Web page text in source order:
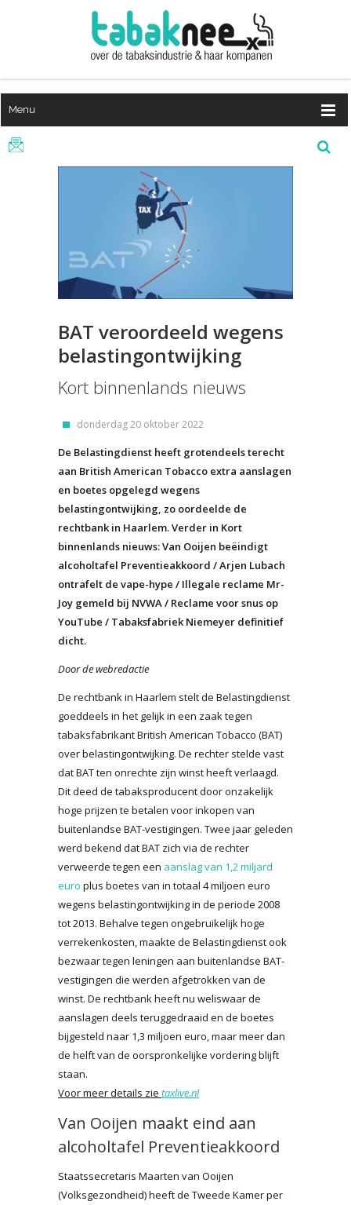
Menu
BAT veroordeeld wegens
belastingontwijking
Kort binnenlands nieuws
donderdag 20 oktober 2022
De Belastingdienst heeft grotendeels terecht
aan British American Tobacco extra aanslagen
en boetes opgelegd wegens
belastingontwijking, zo oordeelde de
rechtbank in Haarlem. Verder in Kort
binnenlands nieuws: Van Ooijen beëindigt
alcoholtafel Preventieakkoord / Arjen Lubach
ontrafelt de vape-hype / Illegale reclame Mr-
Joy gemeld bij NVWA / Reclame voor snus op
YouTube / Tabaksfabriek Niemeyer definitief
dicht.
Door de webredactie
De rechtbank in Haarlem stelt de Belastingdienst
goeddeels in het gelijk in een zaak tegen
tabaksfabrikant British American Tobacco (BAT)
over belastingontwijking. De rechter stelde vast
dat BAT ten onrechte zijn winst heeft verlaagd.
Dit deed de tabaksproducent door onzakelijk
hoge prijzen te betalen voor inkopen van
buitenlandse BAT-vestigingen. Twee jaar geleden
werd bekend dat BAT zich via de rechter
verweerde tegen een aanslag van 1,2 miljard
euro plus boetes van in totaal 4 miljoen euro
wegens belastingontwijking in de periode 2008
tot 2013. Behalve tegen ongebruikelijk hoge
verrekenkosten, maakte de Belastingdienst ook
bezwaar tegen leningen aan buitenlandse BAT-
vestigingen die werden afgetrokken van de
winst. De rechtbank heeft nu weliswaar de
aanslagen deels teruggedraaid en de boetes
bijgesteld naar 1,3 miljoen euro, maar meer dan
de helft van de oorspronkelijke vordering blijft
staan.
Voor meer details zie taxlive.nl
Van Ooijen maakt eind aan
alcoholtafel Preventieakkoord
Staatssecretaris Maarten van Ooijen
(Volksgezondheid) heeft de Tweede Kamer per